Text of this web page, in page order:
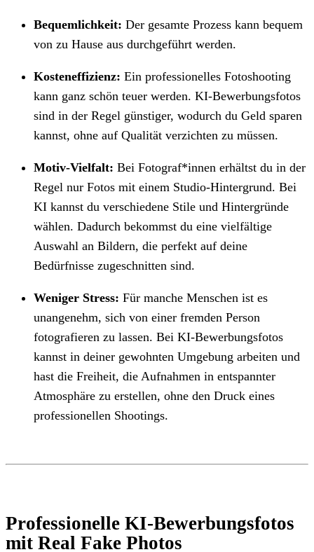
Bequemlichkeit: Der gesamte Prozess kann bequem
von zu Hause aus durchgeführt werden.
Kosteneffizienz: Ein professionelles Fotoshooting
kann ganz schön teuer werden. KI-Bewerbungsfotos
sind in der Regel günstiger, wodurch du Geld sparen
kannst, ohne auf Qualität verzichten zu müssen.
Motiv-Vielfalt: Bei Fotograf*innen erhältst du in der
Regel nur Fotos mit einem Studio-Hintergrund. Bei
KI kannst du verschiedene Stile und Hintergründe
wählen. Dadurch bekommst du eine vielfältige
Auswahl an Bildern, die perfekt auf deine
Bedürfnisse zugeschnitten sind.
Weniger Stress: Für manche Menschen ist es
unangenehm, sich von einer fremden Person
fotografieren zu lassen. Bei KI-Bewerbungsfotos
kannst in deiner gewohnten Umgebung arbeiten und
hast die Freiheit, die Aufnahmen in entspannter
Atmosphäre zu erstellen, ohne den Druck eines
professionellen Shootings.
Professionelle KI-Bewerbungsfotos
mit Real Fake Photos